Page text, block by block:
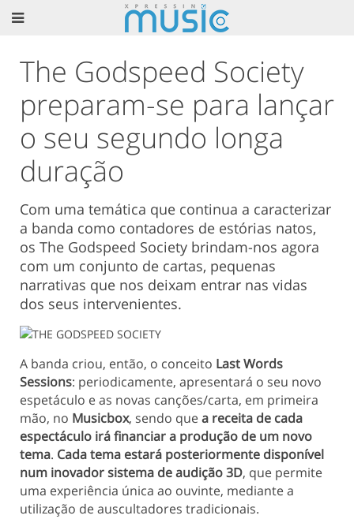
The Godspeed Society
preparam-se para lançar
o seu segundo longa
duração
Com uma temática que continua a caracterizar
a banda como contadores de estórias natos,
os The Godspeed Society brindam-nos agora
com um conjunto de cartas, pequenas
narrativas que nos deixam entrar nas vidas
dos seus intervenientes.
A banda criou, então, o conceito Last Words
Sessions: periodicamente, apresentará o seu novo
espetáculo e as novas canções/carta, em primeira
mão, no Musicbox, sendo quea receita de cada
espectáculo irá financiar a produção de um novo
tema. Cada tema estará posteriormente disponível
num inovador sistema de audição 3D, que permite
uma experiência única ao ouvinte, mediante a
utilização de auscultadores tradicionais.